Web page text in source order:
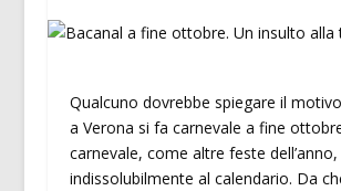
Qualcuno dovrebbe spiegare il
a Verona si fa carnevale a fine
carnevale, come altre feste
indissolubilmente al calendario. Da